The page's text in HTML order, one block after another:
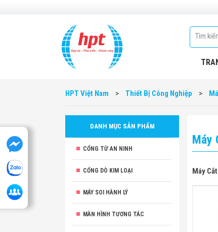
HPT Việt Nam > Thiết Bị Công Nghiệp >
DANH MỤC SẢN PHẨM
CỔNG TỪ AN NINH
CỔNG DÒ KIM LOẠI
MÁY SOI HÀNH LÝ
MÀN HÌNH TƯƠNG TÁC
Máy
Máy